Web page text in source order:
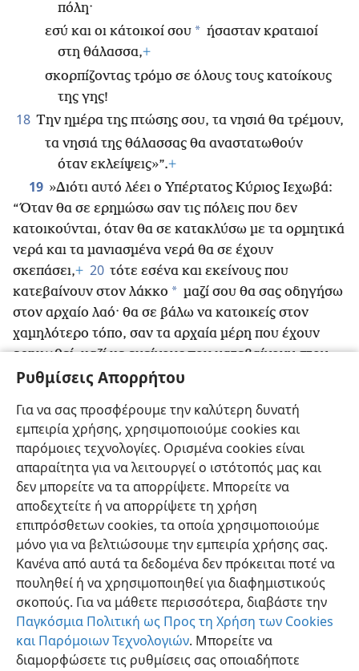
Ρυθμίσεις Απορρήτου
Για να σας προσφέρουμε την καλύτερη δυνατή
εμπειρία χρήσης, χρησιμοποιούμε cookies και
παρόμοιες τεχνολογίες. Ορισμένα cookies είναι
απαραίτητα για να λειτουργεί ο ιστότοπός μας και
δεν μπορείτε να τα απορρίψετε. Μπορείτε να
αποδεχτείτε ή να απορρίψετε τη χρήση
επιπρόσθετων cookies, τα οποία χρησιμοποιούμε
μόνο για να βελτιώσουμε την εμπειρία χρήσης σας.
Κανένα από αυτά τα δεδομένα δεν πρόκειται ποτέ να
πουληθεί ή να χρησιμοποιηθεί για διαφημιστικούς
σκοπούς. Για να μάθετε περισσότερα, διαβάστε την
Παγκόσμια Πολιτική ως Προς τη Χρήση των Cookies
και Παρόμοιων Τεχνολογιών. Μπορείτε να
διαμορφώσετε τις ρυθμίσεις σας οποιαδήποτε
πόλη·
εσύ και οι κάτοικοί σου * ήσασταν κραταιοί
στη θάλασσα,+
σκορπίζοντας τρόμο σε όλους τους κατοίκους
της γης!
18 Την ημέρα της πτώσης σου, τα νησιά θα τρέμουν,
τα νησιά της θάλασσας θα αναστατωθούν
όταν εκλείψεις»”.+
19 »Διότι αυτό λέει ο Υπέρτατος Κύριος Ιεχωβά:
“Όταν θα σε ερημώσω σαν τις πόλεις που δεν
κατοικούνται, όταν θα σε κατακλύσω με τα ορμητικά
νερά και τα μανιασμένα νερά θα σε έχουν
σκεπάσει,+ 20 τότε εσένα και εκείνους που
κατεβαίνουν στον λάκκο * μαζί σου θα σας οδηγήσω
στον αρχαίο λαό· θα σε βάλω να κατοικείς στον
χαμηλότερο τόπο, σαν τα αρχαία μέρη που έχουν
ερημωθεί, μαζί με εκείνους που κατεβαίνουν στον
λάκκο,+ώστε να μην κατοικείσαι. Έπειτα θα
21 »”Θα φέρω πάνω σου ξαφνικό τρόμο, και δεν
θα υπάρχεις πια.+ Θα σε αναζητήσουν αλλά δεν θα
σε βρουν ποτέ ξανά”, δηλώνει ο Υπέρτατος Κύριος
Ιεχωβά».
Ελληνική Κοινή Χρήση Προτιμήσεις
Copyright © 2026 Watch Tower Bible and Tract Society of Pennsylvania
Όροι Χρήσης Πολιτική Απορρήτου
Ρυθμίσεις Απορρήτου
JW.ORG
Σύνδεση